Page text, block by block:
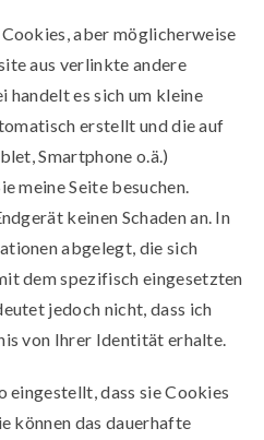
aber möglicherweise
aus verlinkte andere
es sich um kleine
erstellt und die auf
Smartphone o.ä.)
meine Seite besuchen.
keinen Schaden an. In
abgelegt, die sich
dem spezifisch eingesetzten
jedoch nicht, dass ich
von Ihrer Identität erhalte.
eingestellt, dass sie Cookies
können das dauerhafte